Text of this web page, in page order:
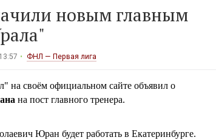
новым главным
ФНЛ — Первая лига
на своём официальном сайте объявил о
на пост главного тренера.
Юран будет работать в Екатеринбурге.